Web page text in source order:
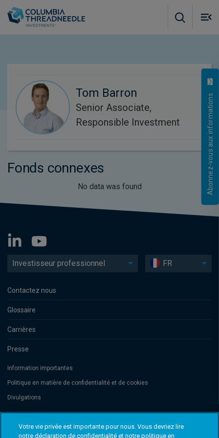
Tom Barron
Senior Associate,
Responsible Investment
Fonds connexes
No data was found
Investisseur professionnel FR
Contactez nous
Glossaire
Carrières
Presse
Information importantes
Politique en matière de confidentialité et de cookies
Divulgations
Threadneedle Management Luxembourg S.A., registered with the Registre
de Commerce et des Sociétés (Luxembourg), No. B 110242 and/or
Votre vie privée est importante pour nous. Vous devriez lire
notre déclaration de confidentialité et notre politique en
Abonnez-vous aux informations